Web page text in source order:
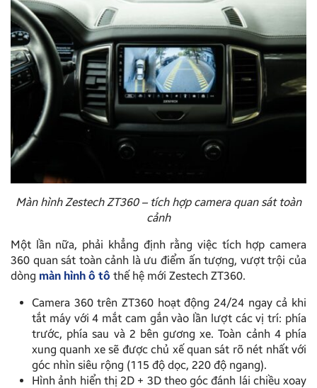
Màn hình Zestech ZT360 – tích hợp camera quan sát toàn
cảnh
Một lần nữa, phải khẳng định rằng việc tích hợp camera
360 quan sát toàn cảnh là ưu điểm ấn tượng, vượt trội của
dòng màn hình ô tô thế hệ mới Zestech ZT360.
Camera 360 trên ZT360 hoạt động 24/24 ngay cả khi
tắt máy với 4 mắt cam gắn vào lần lượt các vị trí: phía
trước, phía sau và 2 bên gương xe. Toàn cảnh 4 phía
xung quanh xe sẽ được chủ xế quan sát rõ nét nhất với
góc nhìn siêu rộng (115 độ dọc, 220 độ ngang).
Hình ảnh hiển thị 2D + 3D theo góc đánh lái chiều xoay